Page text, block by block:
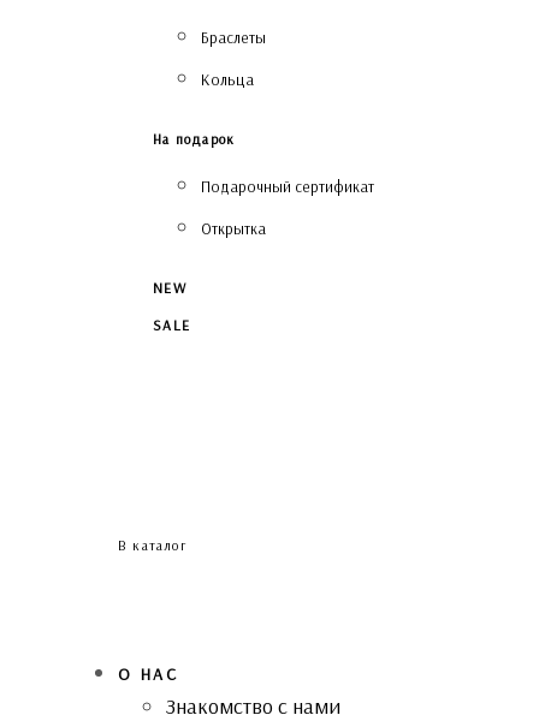
Браслеты
Кольца
На подарок
Подарочный сертификат
Открытка
NEW
SALE
В каталог
О НАС
Знакомство с нами